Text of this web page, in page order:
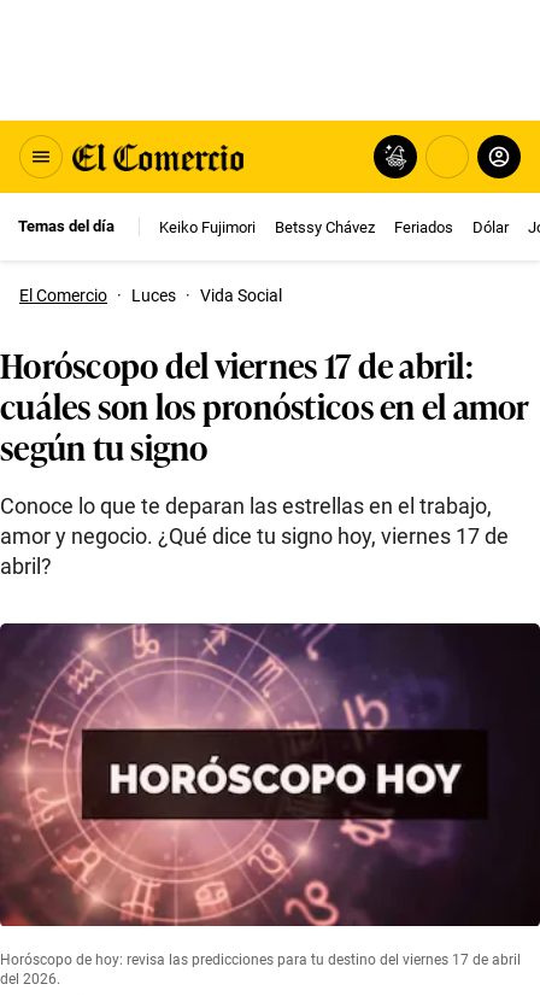
Temas del día Keiko Fujimori Betssy Chávez Feriados Dólar
El Comercio · Luces · Vida Social
Horóscopo del viernes 17 de abril:
cuáles son los pronósticos en el amor
según tu signo
Conoce lo que te deparan las estrellas en el trabajo,
amor y negocio. ¿Qué dice tu signo hoy, viernes 17 de
abril?
Horóscopo de hoy: revisa las predicciones para tu destino del viernes 17 de abril
del 2026.